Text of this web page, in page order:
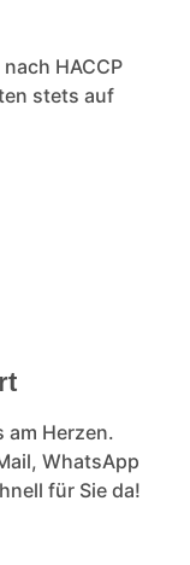
HACCP
stets auf
am Herzen.
WhatsApp
für Sie da!